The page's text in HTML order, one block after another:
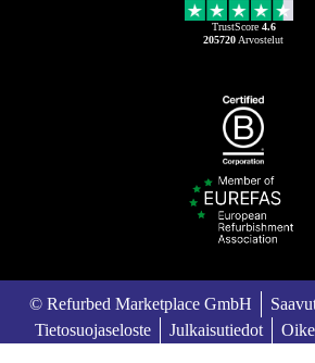
TrustScore 4.6
205720 Arvostelut
© Refurbed Marketplace GmbH
Tietosuojaseloste
Julkaisutiedot